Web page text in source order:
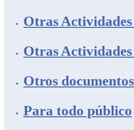
Otras
Otras
Otros documentos
Para todo público